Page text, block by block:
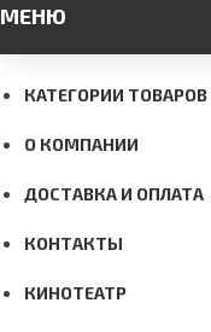
МЕНЮ
КАТЕГОРИИ ТОВАРОВ
О КОМПАНИИ
ДОСТАВКА И ОПЛАТА
КОНТАКТЫ
КИНОТЕАТР